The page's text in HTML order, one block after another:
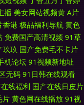
播 美女网站视频黄 A片
香港 极品福利导航 黄色
免费国产高清视频 91草
玖玖 国产免费毛不卡片
机论坛 91视频新地址
无码 91日韩在线观看
线福利 国产在线日皮片
片 黄色网在线播放 91视